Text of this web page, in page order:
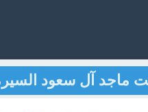
ماجد آل سعود السيرة